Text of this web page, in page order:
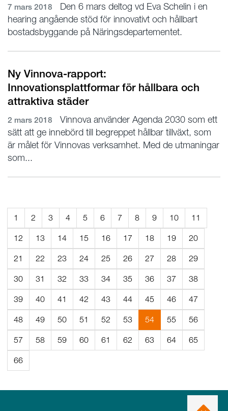
7 mars 2018
Den 6 mars deltog vd Eva Schelin i en
hearing angående stöd för innovativt och hållbart
bostadsbyggande på Näringsdepartementet.
Ny Vinnova-rapport:
Innovationsplattformar för hållbara och
attraktiva städer
2 mars 2018
Vinnova använder Agenda 2030 som ett
sätt att ge innebörd till begreppet hållbar tillväxt, som
är målet för Vinnovas verksamhet. Med de utmaningar
som...
1 2 3 4 5 6 7 8 9 10 11
12 13 14 15 16 17 18 19 20
21 22 23 24 25 26 27 28 29
30 31 32 33 34 35 36 37 38
39 40 41 42 43 44 45 46 47
48 49 50 51 52 53 54(Aktuell
sida)
55 56
57 58 59 60 61 62 63 64 65
66